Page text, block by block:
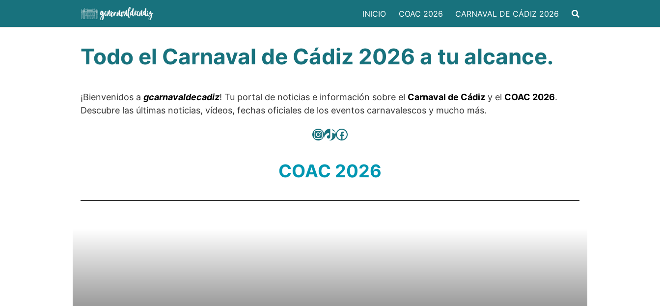
contenido
INICIO COAC 2026 CARNAVAL DE CÁDIZ 2026
Todo el Carnaval de Cádiz 2026 a tu alcance.
¡Bienvenidos a gcarnavaldecadiz! Tu portal de noticias e información sobre el Carnaval de Cádiz y el COAC 2026.
Descubre las últimas noticias, vídeos, fechas oficiales de los eventos carnavalescos y mucho más.
Instagram
TikTok
Facebook
COAC 2026